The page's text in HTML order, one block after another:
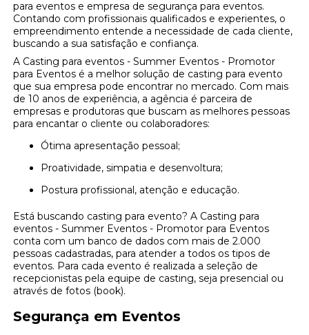
para eventos e empresa de segurança para eventos.
Contando com profissionais qualificados e experientes, o
empreendimento entende a necessidade de cada cliente,
buscando a sua satisfação e confiança.
A Casting para eventos - Summer Eventos - Promotor
para Eventos é a melhor solução de casting para evento
que sua empresa pode encontrar no mercado. Com mais
de 10 anos de experiência, a agência é parceira de
empresas e produtoras que buscam as melhores pessoas
para encantar o cliente ou colaboradores:
Ótima apresentação pessoal;
Proatividade, simpatia e desenvoltura;
Postura profissional, atenção e educação.
Está buscando casting para evento? A Casting para
eventos - Summer Eventos - Promotor para Eventos
conta com um banco de dados com mais de 2.000
pessoas cadastradas, para atender a todos os tipos de
eventos. Para cada evento é realizada a seleção de
recepcionistas pela equipe de casting, seja presencial ou
através de fotos (book).
Segurança em Eventos